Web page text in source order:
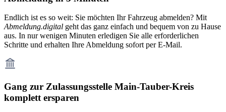
Endlich ist es so weit: Sie möchten Ihr Fahrzeug abmelden? Mit
Abmeldung.digital geht das ganz einfach und bequem von zu Hause
aus. In nur wenigen Minuten erledigen Sie alle erforderlichen
Schritte und erhalten Ihre Abmeldung sofort per E-Mail.
Gang zur Zulassungsstelle Main-Tauber-Kreis
komplett ersparen